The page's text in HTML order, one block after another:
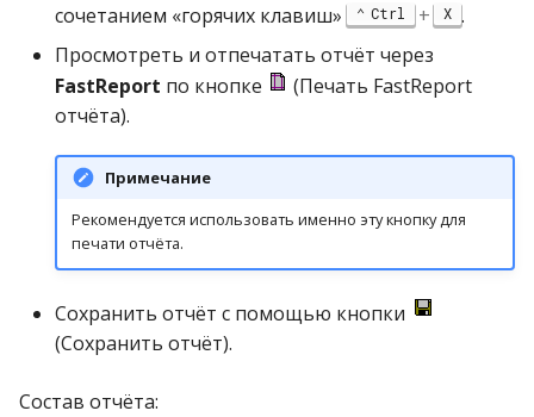
сочетанием «горячих клавиш»
Ctrl + X .
Просмотреть и отпечатать отчёт через
FastReport по кнопке
(Печать FastReport
отчёта).
Примечание
Рекомендуется использовать именно эту кнопку для
печати отчёта.
Сохранить отчёт с помощью кнопки
(Сохранить отчёт).
Состав отчёта: